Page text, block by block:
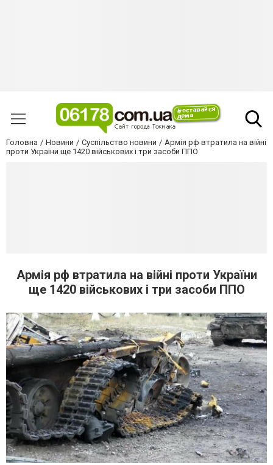
Головна Новини Суспільство новини
Армія рф втратила на війні
проти України ще 1420 військових і три засоби ППО
Армія рф втратила на війні проти України
ще 1420 військових і три засоби ППО